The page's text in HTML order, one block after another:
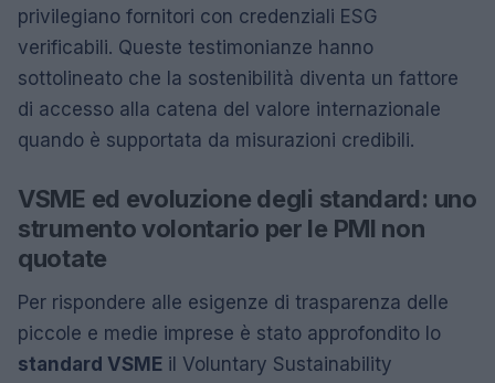
privilegiano fornitori con credenziali ESG
verificabili. Queste testimonianze hanno
sottolineato che la sostenibilità diventa un fattore
di accesso alla catena del valore internazionale
quando è supportata da misurazioni credibili.
VSME ed evoluzione degli standard: uno
strumento volontario per le PMI non
quotate
Per rispondere alle esigenze di trasparenza delle
piccole e medie imprese è stato approfondito lo
standard VSME il Voluntary Sustainability